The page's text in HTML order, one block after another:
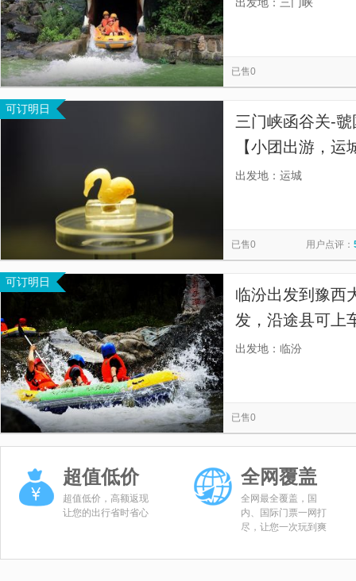
Tab
键
浏
览
信
息
三门峡水库 天鹅湖国家城市湿地公园
仰韶酒庄工业旅游区 黄河丹峡
玉皇山国家森林公园 城隍庙 双龙湾景区
燕子山原始生态旅游风景区 渑池口袋公
仰韶大峡谷
已售0
可订明日
三门峡函谷关-
【小团出游，
送】
出发地：运城
已售0 用户点评：
可订明日
临汾出发到豫西
发，沿途县可上
汾，襄汾，曲沃
出发地：临汾
已售0
超值低价
超值低价，高额返现
让您的出行省时省心
全网覆盖
全网最全覆盖，国
内、国际门票一网打
尽，让您一次玩到爽